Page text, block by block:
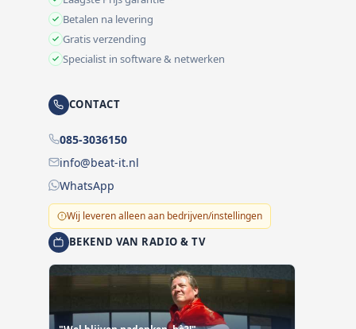
Betalen na levering
Gratis verzending
Specialist in software & netwerken
CONTACT
085-3036150
info@beat-it.nl
WhatsApp
Wij leveren alleen aan bedrijven/instellingen
BEKEND VAN RADIO & TV